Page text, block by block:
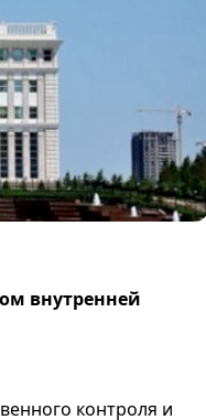
внутренней
контроля и